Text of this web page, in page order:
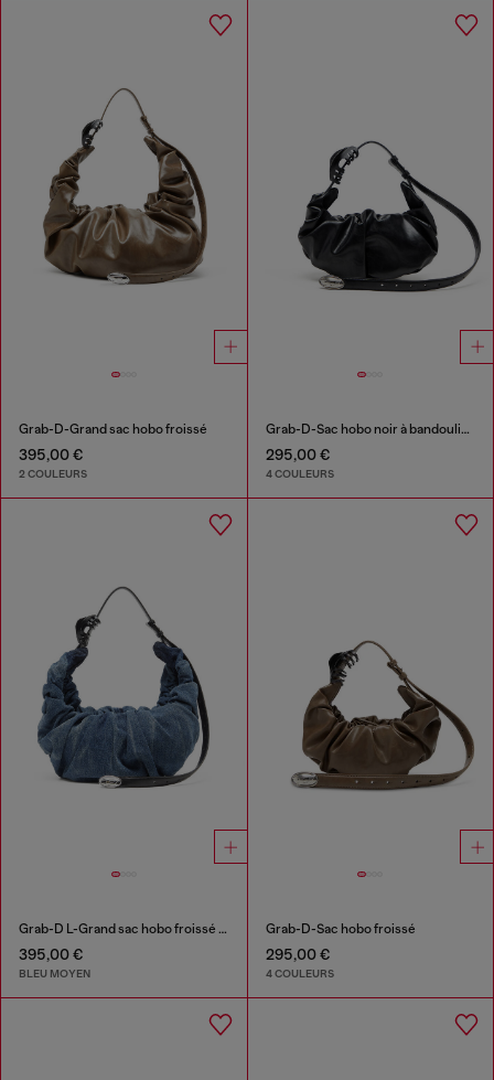
Grab-D-Grand sac hobo froissé
395,00 €
2 COULEURS
Grab-D-Sac hobo noir à bandoulière effet ceinture
295,00 €
4 COULEURS
Grab-D L-Grand sac hobo froissé en denim traité
395,00 €
BLEU MOYEN
Grab-D-Sac hobo froissé
295,00 €
4 COULEURS